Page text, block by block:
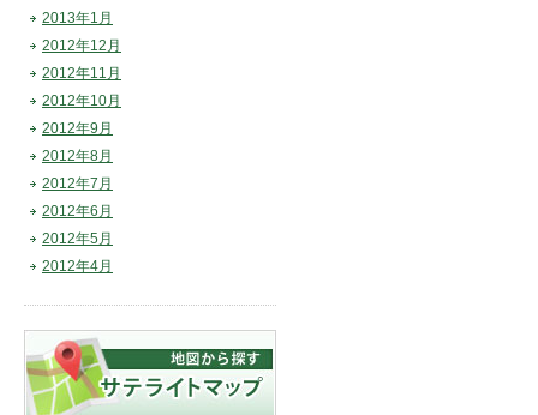
2013年1月
2012年12月
2012年11月
2012年10月
2012年9月
2012年8月
2012年7月
2012年6月
2012年5月
2012年4月